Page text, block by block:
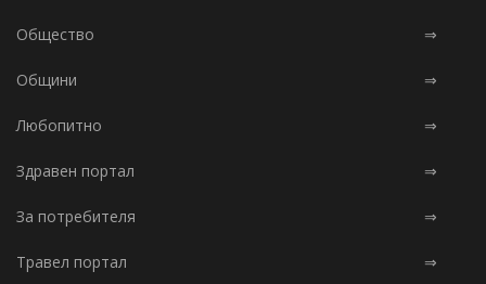
Общество ⇒
Общини ⇒
Любопитно ⇒
Здравен портал ⇒
За потребителя ⇒
Травел портал ⇒